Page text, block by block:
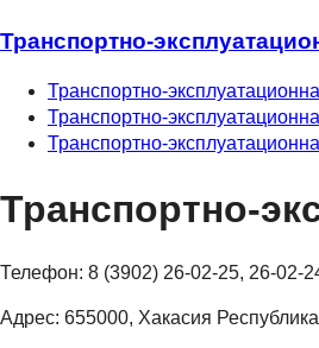
Транспортно-
Транспортно-
Транспортно-
Транспортно-
Транспортно-
Телефон: 8 (3902) 26-02-25, 26-02-
Адрес: 655000, Хакасия